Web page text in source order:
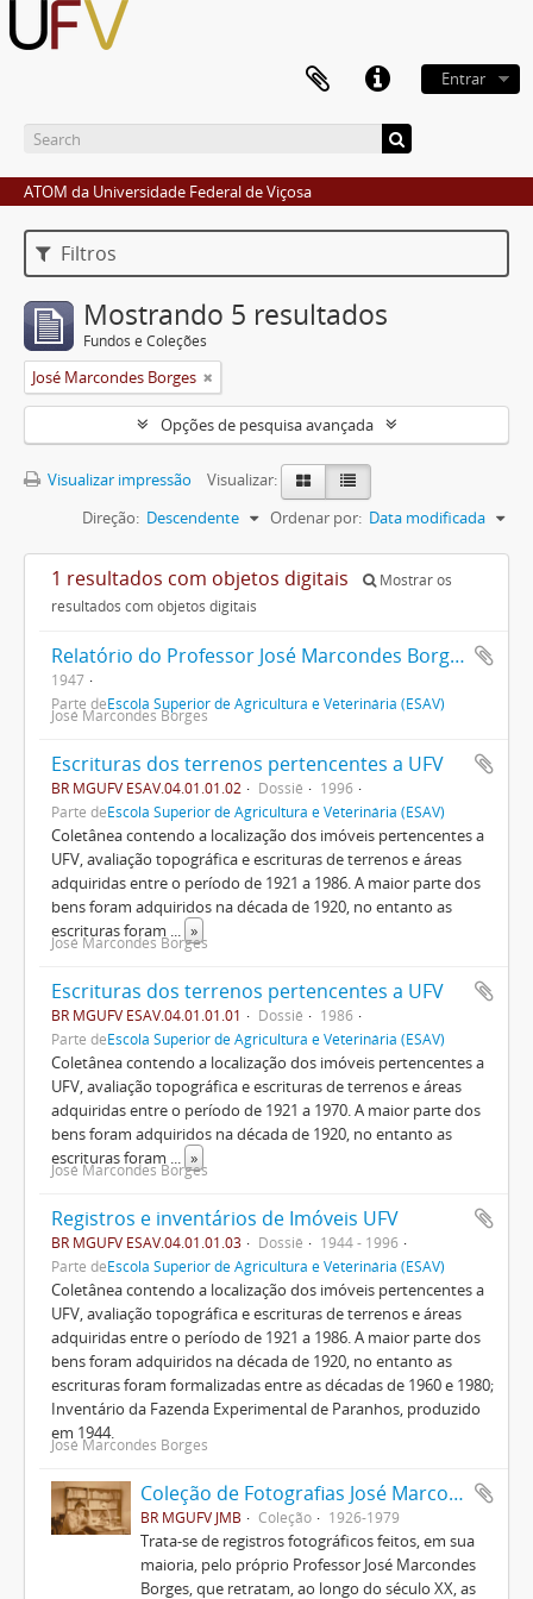
Entrar
ATOM da Universidade Federal de Viçosa
Filtros
Mostrando 5 resultados
Fundos e Coleções
José Marcondes Borges
Opções de pesquisa avançada
Visualizar impressão
Visualizar:
Ordenar por: Data modificada
Direção: Descendente
1 resultados com objetos digitais
Mostrar os
resultados com objetos digitais
Relatório do Professor José Marcondes Borges
1947
Parte deEscola Superior de Agricultura e Veterinária (ESAV)
José Marcondes Borges
Escrituras dos terrenos pertencentes a UFV
BR MGUFV ESAV.04.01.01.02 Dossiê
1996
Parte deEscola Superior de Agricultura e Veterinária (ESAV)
Coletânea contendo a localização dos imóveis pertencentes a
UFV, avaliação topográfica e escrituras de terrenos e áreas
adquiridas entre o período de 1921 a 1986. A maior parte dos
bens foram adquiridos na década de 1920, no entanto as
escrituras foram
»
José Marcondes Borges
Escrituras dos terrenos pertencentes a UFV
BR MGUFV ESAV.04.01.01.01 Dossiê
1986
Parte deEscola Superior de Agricultura e Veterinária (ESAV)
Coletânea contendo a localização dos imóveis pertencentes a
UFV, avaliação topográfica e escrituras de terrenos e áreas
adquiridas entre o período de 1921 a 1970. A maior parte dos
bens foram adquiridos na década de 1920, no entanto as
escrituras foram
»
José Marcondes Borges
Registros e inventários de Imóveis UFV
BR MGUFV ESAV.04.01.01.03 Dossiê
1944 - 1996
Parte deEscola Superior de Agricultura e Veterinária (ESAV)
Coletânea contendo a localização dos imóveis pertencentes a
UFV, avaliação topográfica e escrituras de terrenos e áreas
adquiridas entre o período de 1921 a 1986. A maior parte dos
bens foram adquiridos na década de 1920, no entanto as
escrituras foram formalizadas entre as décadas de 1960 e 1980;
Inventário da Fazenda Experimental de Paranhos, produzido
em 1944.
José Marcondes Borges
Coleção de Fotografias José Marcondes Borges
BR MGUFV JMB Coleção 1926-1979
Trata-se de registros fotográficos feitos, em sua
maioria, pelo próprio Professor José Marcondes
Borges, que retratam, ao longo do século XX, as